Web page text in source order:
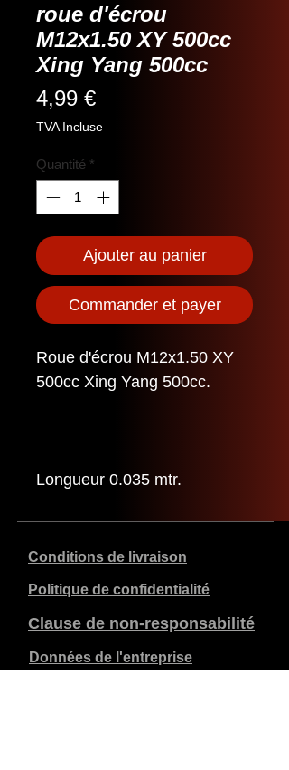
roue d'écrou
M12x1.50 XY 500cc
Xing Yang 500cc
4,99 €Prix
TVA Incluse
Quantité *
Ajouter au panier
Commander et payer
Roue d'écrou M12x1.50 XY
500cc Xing Yang 500cc.
Longueur 0.035 mtr.
Conditions de livraison
Politique de confidentialité
Clause de non-responsabilité
Données de l'entreprise